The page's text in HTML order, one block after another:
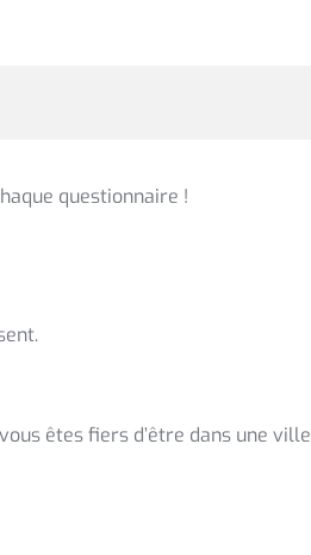
questionnaire !
êtes fiers d’être dans une ville